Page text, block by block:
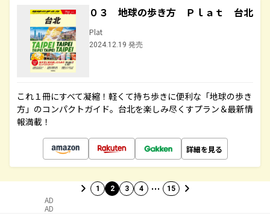
０３ 地球の歩き方 Ｐｌａｔ 台北
Plat
2024.12.19 発売
これ１冊にすべて凝縮！軽くて持ち歩きに便利な「地球の歩き
方」のコンパクトガイド。台北を楽しみ尽くすプラン＆最新情
報満載！
詳細を見る
1 2 3 4 … 15
AD
AD